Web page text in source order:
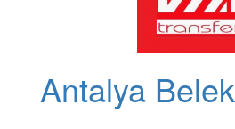
Antalya